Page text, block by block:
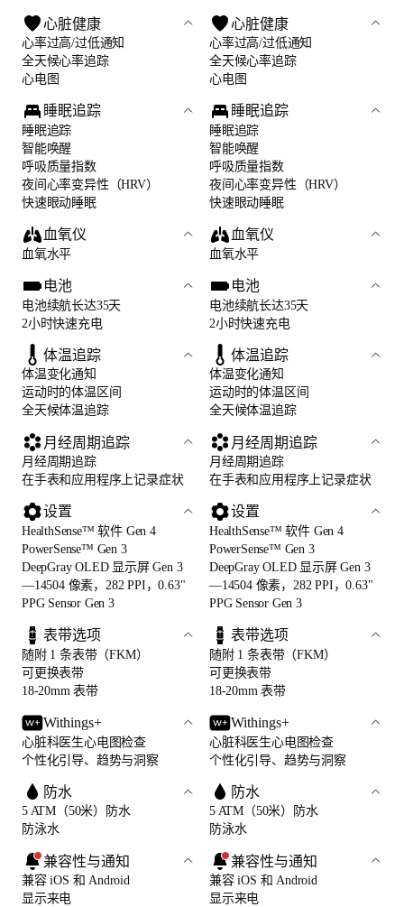
心脏健康
心率过高/过低通知
全天候心率追踪
心电图
睡眠追踪
睡眠追踪
智能唤醒
呼吸质量指数
夜间心率变异性（HRV）
快速眼动睡眠
血氧仪
血氧水平
电池
电池续航长达35天
2小时快速充电
体温追踪
体温变化通知
运动时的体温区间
全天候体温追踪
月经周期追踪
月经周期追踪
在手表和应用程序上记录症状
设置
HealthSense™ 软件 Gen 4
PowerSense™ Gen 3
DeepGray OLED 显示屏 Gen 3
—14504 像素，282 PPI，0.63"
PPG Sensor Gen 3
表带选项
随附 1 条表带（FKM）
可更换表带
18-20mm 表带
Withings+
心脏科医生心电图检查
个性化引导、趋势与洞察
防水
5 ATM（50米）防水
防泳水
兼容性与通知
兼容 iOS 和 Android
显示来电
心脏健康
心率过高/过低通知
全天候心率追踪
心电图
睡眠追踪
睡眠追踪
智能唤醒
呼吸质量指数
夜间心率变异性（HRV）
快速眼动睡眠
血氧仪
血氧水平
电池
电池续航长达35天
2小时快速充电
体温追踪
体温变化通知
运动时的体温区间
全天候体温追踪
月经周期追踪
月经周期追踪
在手表和应用程序上记录症状
设置
HealthSense™ 软件 Gen 4
PowerSense™ Gen 3
DeepGray OLED 显示屏 Gen 3
—14504 像素，282 PPI，0.63"
PPG Sensor Gen 3
表带选项
随附 1 条表带（FKM）
可更换表带
18-20mm 表带
Withings+
心脏科医生心电图检查
个性化引导、趋势与洞察
防水
5 ATM（50米）防水
防泳水
兼容性与通知
兼容 iOS 和 Android
显示来电